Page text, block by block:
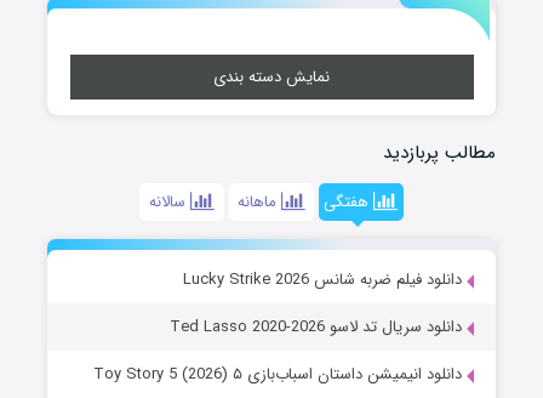
نمایش دسته بندی
مطالب پربازدید
هفتگی ماهانه سالانه
دانلود فیلم ضربه شانس Lucky Strike 2026
دانلود سریال تد لاسو Ted Lasso 2020-2026
دانلود انیمیشن داستان اسباب‌بازی ۵ Toy Story 5 (2026)